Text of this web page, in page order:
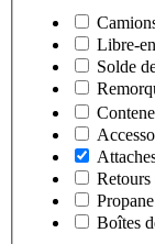
Libre-
Solde
Retours
Propane
Boîtes